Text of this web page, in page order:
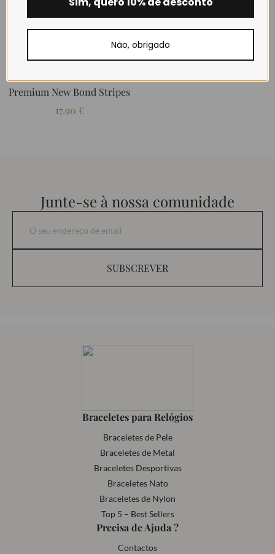
Stripes
17.90€
Bracelete Estilo Nato
Premium New Bond Stripes
17.90 €
Junte-se à nossa comunidade
SUBSCREVER
Braceletes para Relógios
Braceletes de Pele
Braceletes de Metal
Braceletes Desportivas
Braceletes Nato
Braceletes de Nylon
Top 5 – Best Sellers
Precisa de Ajuda ?
Contactos
Não, obrigado